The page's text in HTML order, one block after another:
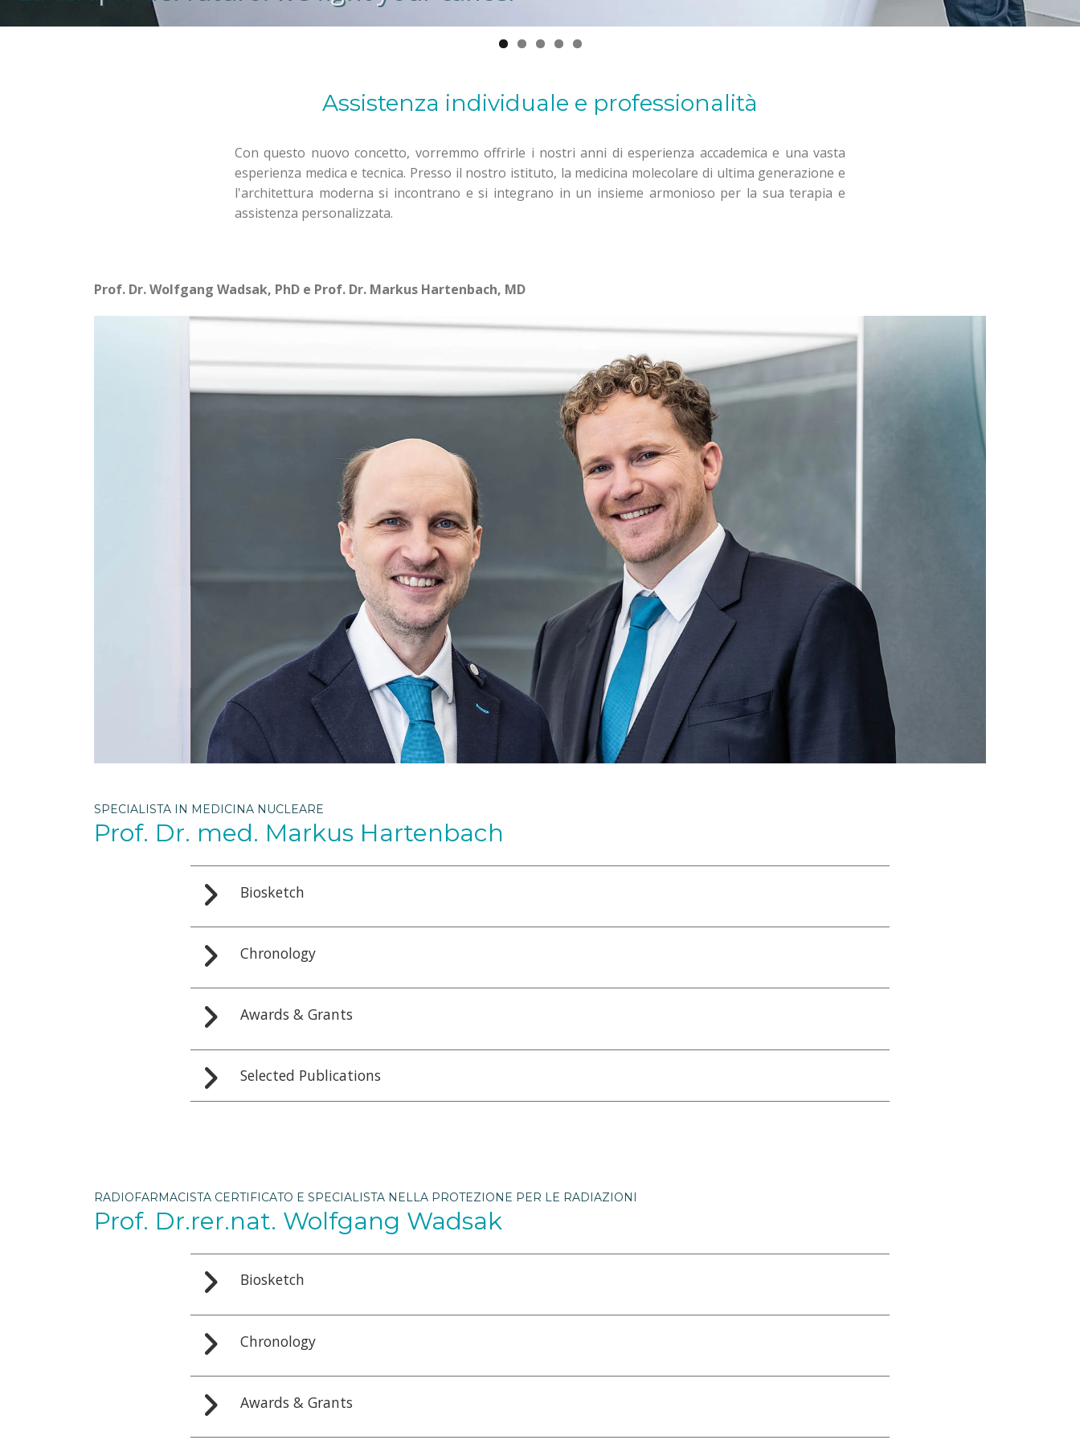
Assistenza individuale e professionalità
Con questo nuovo concetto, vorremmo offrirle i nostri anni di esperienza accademica e una vasta
esperienza medica e tecnica. Presso il nostro istituto, la medicina molecolare di ultima generazione e
l'architettura moderna si incontrano e si integrano in un insieme armonioso per la sua terapia e
assistenza personalizzata.
Prof. Dr. Wolfgang Wadsak, PhD e Prof. Dr. Markus Hartenbach, MD
SPECIALISTA IN MEDICINA NUCLEARE
Prof. Dr. med. Markus Hartenbach
Biosketch
Chronology
Awards & Grants
Selected Publications
RADIOFARMACISTA CERTIFICATO E SPECIALISTA NELLA PROTEZIONE PER LE RADIAZIONI
Prof. Dr.rer.nat. Wolfgang Wadsak
Biosketch
Chronology
Awards & Grants